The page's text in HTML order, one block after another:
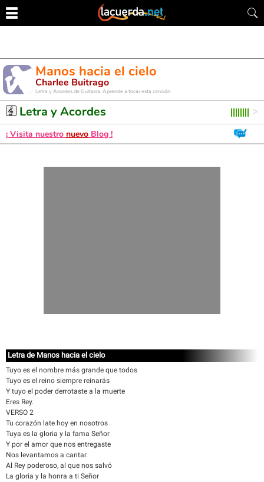
Manos hacia el cielo
Charlee Buitrago
Letra y Acordes de Guitarra. Aprende a tocar esta canción
Letra y Acordes
¡ Visita nuestro nuevo Blog !
Letra de Manos hacia el cielo
Tuyo es el nombre más grande que todos
Tuyo es el reino siempre reinarás
Y tuyo el poder derrotaste a la muerte
Eres Rey.
VERSO 2
Tu corazón late hoy en nosotros
Tuya es la gloria y la fama Señor
Y por el amor que nos entregaste
Nos levantamos a cantar.
Al Rey poderoso, al que nos salvó
La gloria y la honra a ti Señor